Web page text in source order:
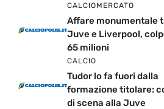
CALCIOMERCATO
Affare monumentale
Juve e Liverpool,
65 milioni
CALCIO
Tudor lo fa fuori dalla
formazione titolare:
di scena alla Juve